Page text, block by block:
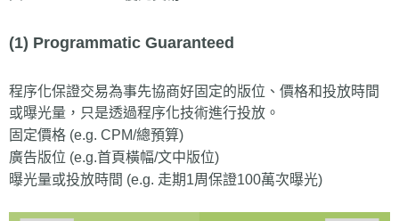
(1) Programmatic Guaranteed
程序化保證交易為事先協商好固定的版位、價格和投放時間
或曝光量，只是透過程序化技術進行投放。
固定價格 (e.g. CPM/總預算)
廣告版位 (e.g.首頁橫幅/文中版位)
曝光量或投放時間 (e.g. 走期1周保證100萬次曝光)